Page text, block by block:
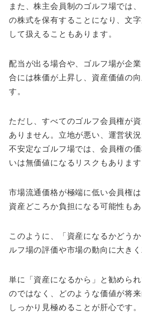
また、株主会員制のゴルフ場では
の株式を保有することになり、文
して扱えることもあります。
配当が出る場合や、ゴルフ場が企
合には株価が上昇し、資産価値の
す。
ただし、すべてのゴルフ会員権が
ありません。立地が悪い、運営状
不安定なゴルフ場では、会員権の
いは無価値になるリスクもあります
市場流通価格が極端に低い会員権
資産どころか負担になる可能性もあ
このように、「資産になるかどう
ルフ場の評価や市場の動向に大きく
単に「資産になるから」と勧めら
のではなく、どのような価値が将
しっかり見極めることが肝心です。